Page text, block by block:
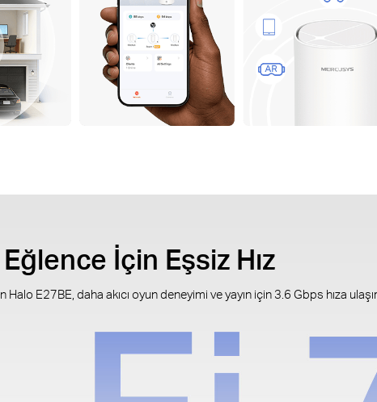
İçin Eşsiz Hız
E27BE, daha akıcı oyun deneyimi ve yayın için 3.6 Gbps hıza ulaşır.